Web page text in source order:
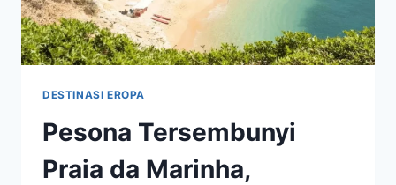
DESTINASI EROPA
Pesona Tersembunyi
Praia da Marinha,